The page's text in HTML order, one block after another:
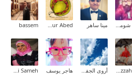
هلال شومان مينا ساهر Nour Abed
bassem
Asma Azzahrani أروى الجفري هاجر يوسف Mai Sameh